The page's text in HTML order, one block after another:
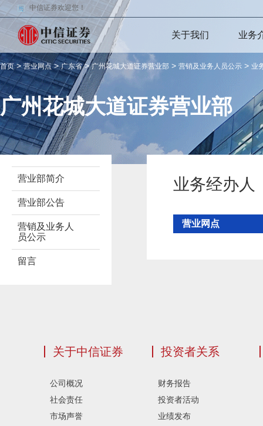
中信证券欢迎您！
关于我们 业务
首页>营业网点>广东省>广州花城大道证券营业部 > 营销及业务人员公示 > 业
广州花城大道证券营业部
营业部简介
营业部公告
营销及业务人
员公示
留言
业务经办人
营业网点
关于中信证券
公司概况
社会责任
市场声誉
投资者关系
财务报告
投资者活动
业绩发布